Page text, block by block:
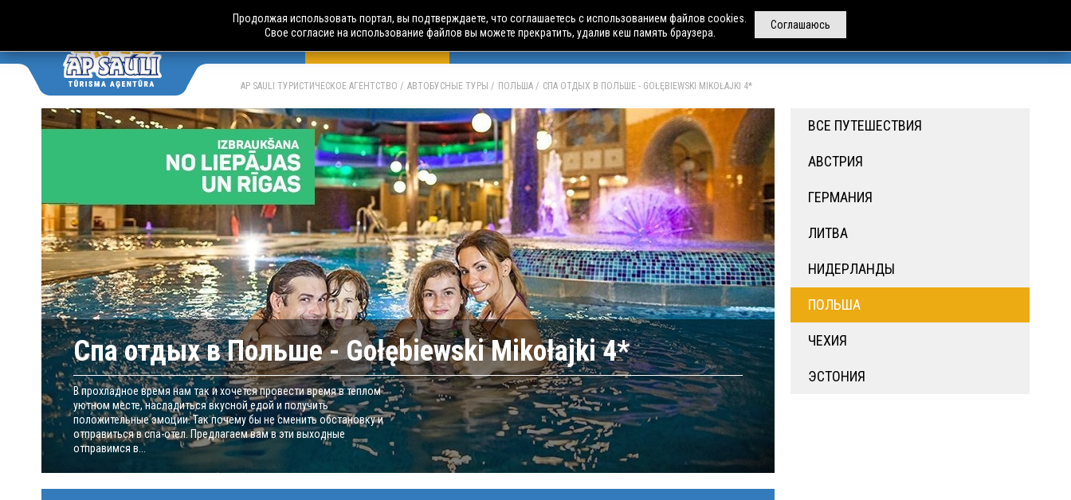
АВТОБУСНЫЕ ТУРЫ АВИА ПУТЕШЕСТВИЯ ЧАРТЕРЫ АРЕНДА АВТОБУСОВ
AP SAULI ТУРИСТИЧЕСКОЕ АГЕНТСТВО АВТОБУСНЫЕ ТУРЫ ПОЛЬША СПА ОТДЫХ В ПОЛЬШЕ - GOŁĘBIEWSKI MIKOŁAJKI 4*
Спа отдых в Польше - Gołębiewski Mikołajki 4*
В прохладное время​ нам так и хочется провести время в теплом
уютном месте, насладиться вкусной едой и получить
положительные эмоции. Так почему бы не сменить обстановку и
отправиться в спа-отел. Предлагаем вам в эти выходные
отправимся в...
ВСЕ ПУТЕШЕСТВИЯ
АВСТРИЯ
ГЕРМАНИЯ
ЛИТВА
НИДЕРЛАНДЫ
ПОЛЬША
ЧЕХИЯ
ЭСТОНИЯ
Соглашаюсь
Продолжая использовать портал, вы подтверждаете, что соглашаетесь с использованием файлов cookies.
Свое согласие на использование файлов вы можете прекратить, удалив кеш память браузера.